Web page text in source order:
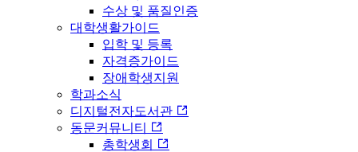
수상 및 품질인증
대학생활가이드
입학 및 등록
자격증가이드
장애학생지원
학과소식
디지털전자도서관
동문커뮤니티
총학생회